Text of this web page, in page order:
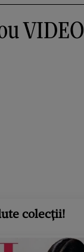
VIDEO
colecții!